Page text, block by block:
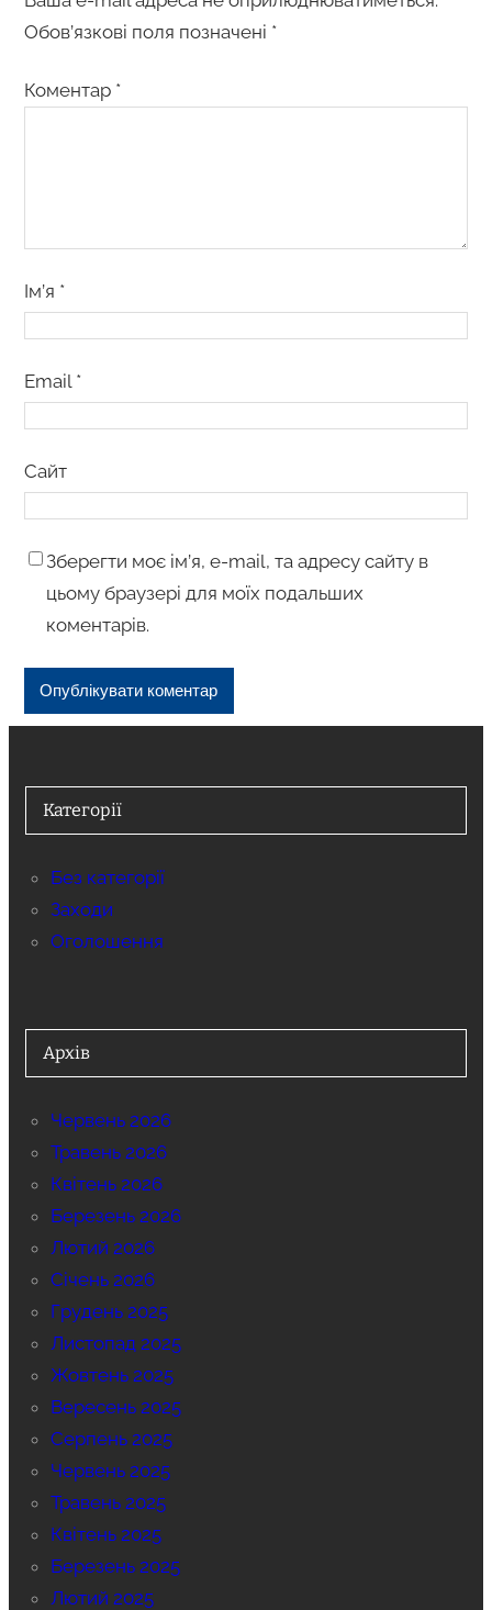
Обов’язкові поля позначені *
Коментар *
Ім’я *
Email *
Сайт
Зберегти моє ім’я, e-mail, та адресу сайту в
цьому браузері для моїх подальших
коментарів.
Категорії
Без категорії
Заходи
Оголошення
Архів
Червень 2026
Травень 2026
Квітень 2026
Березень 2026
Лютий 2026
Січень 2026
Грудень 2025
Листопад 2025
Жовтень 2025
Вересень 2025
Серпень 2025
Червень 2025
Травень 2025
Квітень 2025
Березень 2025
Лютий 2025